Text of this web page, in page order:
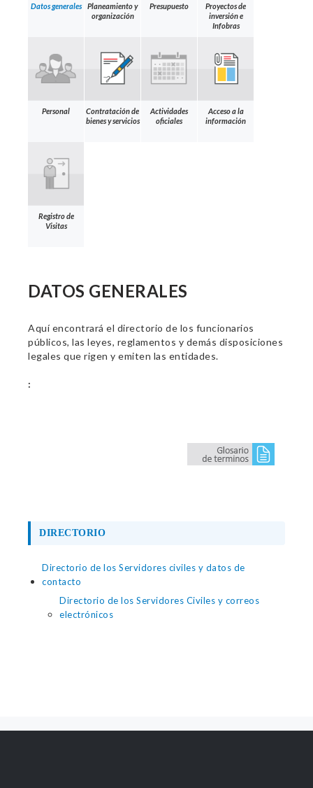
Datos generales
Planeamiento y
organización
Presupuesto
Proyectos de
inversión e
Infobras
Personal
Contratación de
bienes y servicios
Actividades
oficiales
Acceso a la
información
Registro de
Visitas
DATOS GENERALES
Aquí encontrará el directorio de los funcionarios
públicos, las leyes, reglamentos y demás disposiciones
legales que rigen y emiten las entidades.
:
DIRECTORIO
Directorio de los Servidores civiles y datos de
contacto
Directorio de los Servidores Civiles y correos
electrónicos